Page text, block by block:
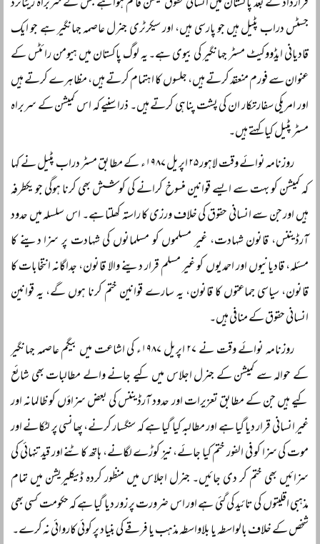
جسٹس دراب پٹیل ہیں جو پارسی ہیں، اور سیکرٹری جنرل عاصمہ جہانگیر ہے جو ایک
قادیانی ایڈووکیٹ مسٹر جہانگیر کی بیوی ہے۔ یہ لوگ پاکستان میں ہیومن رائٹس کے
عنوان سے فورم منعقد کرتے ہیں، جلسوں کا اہتمام کرتے ہیں، مظاہرے کرتے ہیں
اور امریکی سفارتکار ان کی پشت پناہی کرتے ہیں۔ ذرا سنیے کہ اس کمیشن کے سربراہ
مسٹر پٹیل کیا کہتے ہیں۔
روزنامہ نوائے وقت لاہور ۲۵ اپریل ۱۹۸۷ء کے مطابق مسٹر دراب پٹیل نے کہا
کہ کمیشن کو بہت سے ایسے قوانین منسوخ کرانے کی کوشش بھی کرنا ہوگی جو یکطرفہ
ہیں اور جن سے انسانی حقوق کی خلاف ورزی کا راستہ کھلتا ہے۔ اس سلسلہ میں حدود
آرڈیننس، قانون شہادت، غیر مسلموں کو مسلمانوں کی شہادت پر سزا دینے کا
مسئلہ، قادیانیوں اور احمدیوں کو غیر مسلم قرار دینے والا قانون، جداگانہ انتخابات کا
قانون، سیاسی جماعتوں کا قانون، یہ سارے قوانین ختم کرنا ہوں گے، یہ قوانین
انسانی حقوق کے منافی ہیں۔
روزنامہ نوائے وقت نے ۲۷ اپریل ۱۹۸۷ء کی اشاعت میں بیگم عاصمہ جہانگیر
کے حوالہ سے کمیشن کے جنرل اجلاس میں کیے جانے والے مطالبات بھی شائع
کیے ہیں جن کے مطابق تعزیرات اور حدود آرڈیننس کی بعض سزاؤں کو ظالمانہ اور
غیر انسانی قرار دیا گیا ہے اور مطالبہ کیا گیا ہے کہ سنگسار کرنے، پھانسی پر لٹکانے اور
موت کی سزا کو فی الفور ختم کیا جائے، نیز کوڑے لگانے، ہاتھ کاٹنے اور قید تنہائی کی
سزائیں بھی ختم کر دی جائیں۔ جنرل اجلاس میں منظور کردہ ڈیکلیریشن میں تمام
مذہبی اقلیتوں کی تائید کی گئی ہے اور اس ضرورت پر زور دیا گیا ہے کہ حکومت کسی بھی
شخص کے خلاف بالواسطہ یا بلاواسطہ مذہب یا فرقے کی بنیاد پر کوئی کاروائی نہ کرے۔